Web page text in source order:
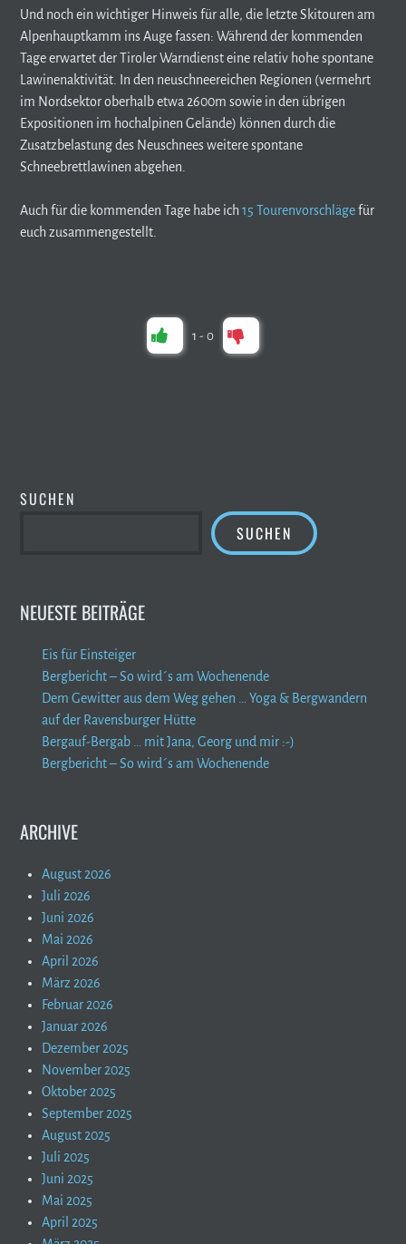
Und noch ein wichtiger Hinweis für alle, die letzte Skitouren am
Alpenhauptkamm ins Auge fassen: Während der kommenden
Tage erwartet der Tiroler Warndienst eine relativ hohe spontane
Lawinenaktivität. In den neuschneereichen Regionen (vermehrt
im Nordsektor oberhalb etwa 2600m sowie in den übrigen
Expositionen im hochalpinen Gelände) können durch die
Zusatzbelastung des Neuschnees weitere spontane
Schneebrettlawinen abgehen.
Auch für die kommenden Tage habe ich15 Tourenvorschlägefür
euch zusammengestellt.
1 - 0
SUCHEN
SUCHEN
NEUESTE BEITRÄGE
Eis für Einsteiger
Bergbericht – So wird´s am Wochenende
Dem Gewitter aus dem Weg gehen … Yoga & Bergwandern
auf der Ravensburger Hütte
Bergauf-Bergab … mit Jana, Georg und mir :-)
Bergbericht – So wird´s am Wochenende
ARCHIVE
August 2026
Juli 2026
Juni 2026
Mai 2026
April 2026
März 2026
Februar 2026
Januar 2026
Dezember 2025
November 2025
Oktober 2025
September 2025
August 2025
Juli 2025
Juni 2025
Mai 2025
April 2025